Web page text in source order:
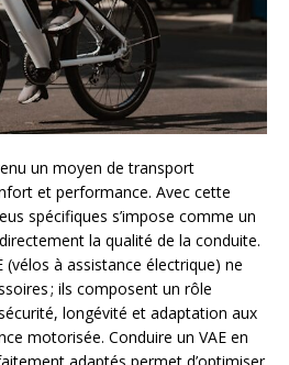
un moyen de transport
et performance. Avec cette
spécifiques s’impose comme un
la qualité de la conduite.
(vélos à assistance électrique) ne
; ils composent un rôle
longévité et adaptation aux
motorisée. Conduire un VAE en